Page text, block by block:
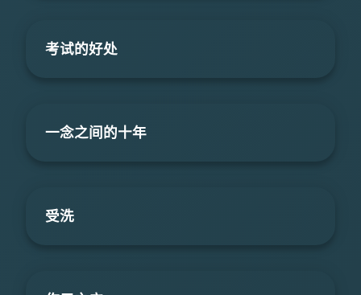
考试的好处
一念之间的十年
受洗